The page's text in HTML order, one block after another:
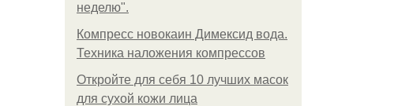
неделю".
Компресс новокаин Димексид вода.
Техника наложения компрессов
Откройте для себя 10 лучших масок
для сухой кожи лица